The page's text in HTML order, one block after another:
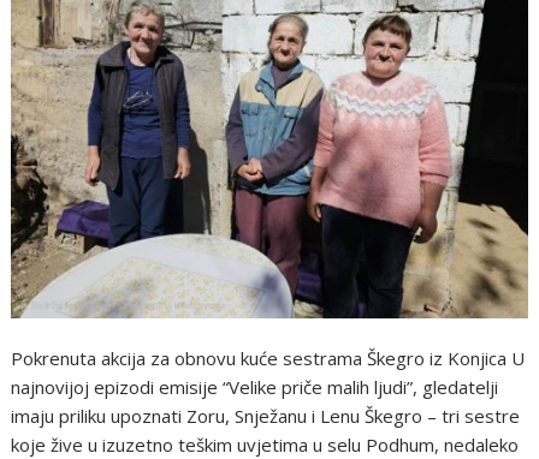
Pokrenuta akcija za obnovu kuće sestrama Škegro iz Konjica U
najnovijoj epizodi emisije “Velike priče malih ljudi”, gledatelji
imaju priliku upoznati Zoru, Snježanu i Lenu Škegro – tri sestre
koje žive u izuzetno teškim uvjetima u selu Podhum, nedaleko